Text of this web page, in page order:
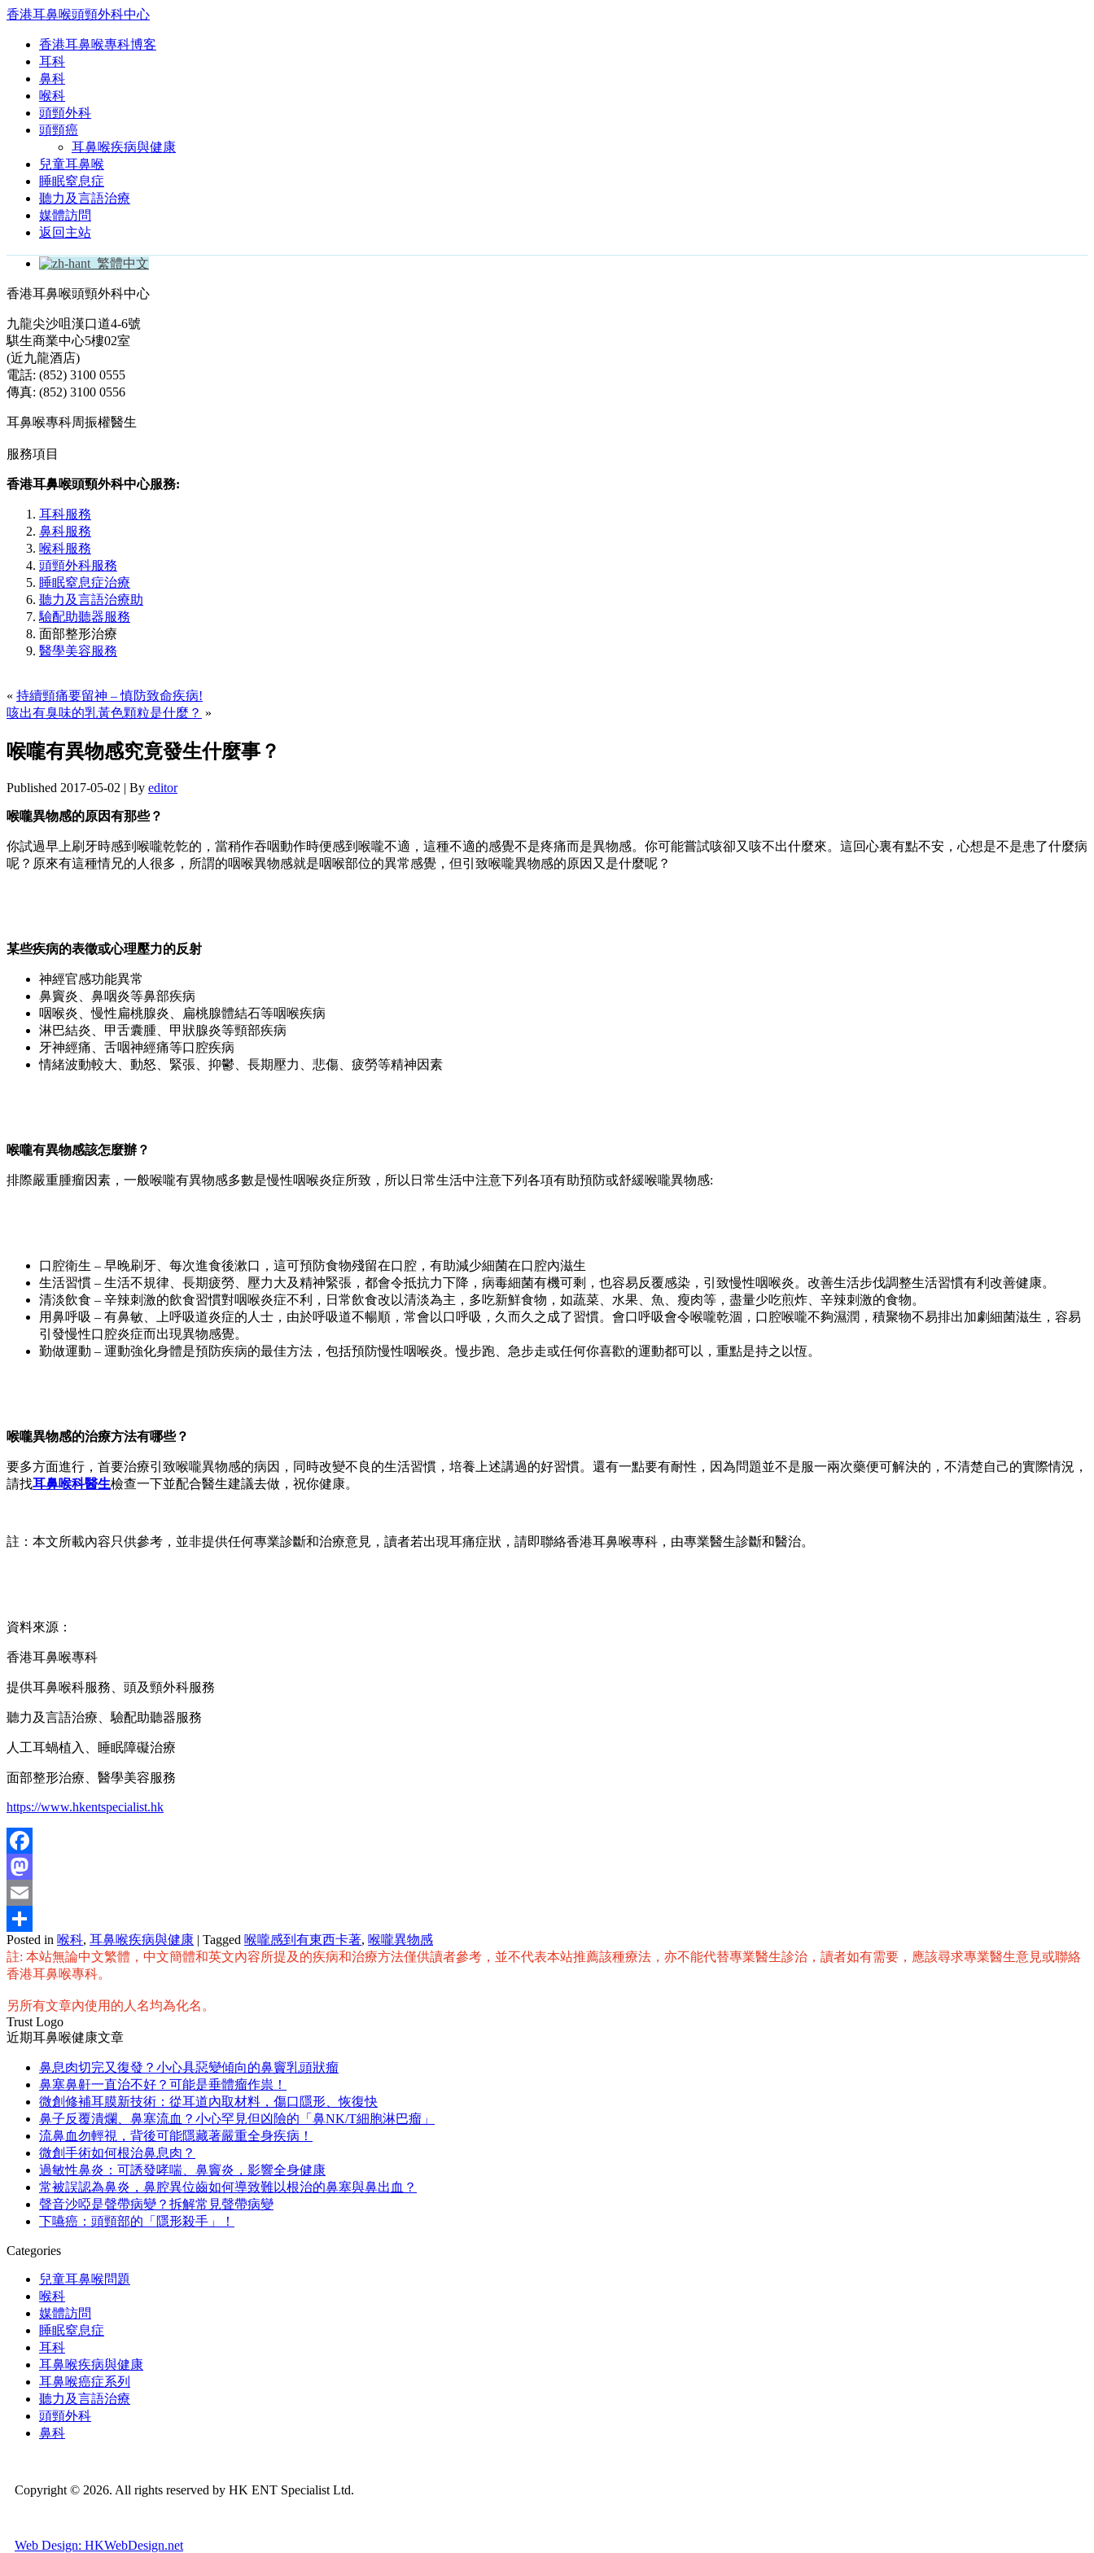
香港耳鼻喉頭頸外科中心
香港耳鼻喉專科博客
耳科
鼻科
喉科
頭頸外科
頭頸癌
耳鼻喉疾病與健康
兒童耳鼻喉
睡眠窒息症
聽力及言語治療
媒體訪問
返回主站
繁體中文
香港耳鼻喉頭頸外科中心
九龍尖沙咀漢口道4-6號
騏生商業中心5樓02室
(近九龍酒店)
電話: (852) 3100 0555
傳真: (852) 3100 0556
耳鼻喉專科周振權醫生
服務項目
香港耳鼻喉頭頸外科中心服務:
耳科服務
鼻科服務
喉科服務
頭頸外科服務
睡眠窒息症治療
聽力及言語治療助
驗配助聽器服務
面部整形治療
醫學美容服務
« 持續頸痛要留神 – 慎防致命疾病!
咳出有臭味的乳黃色顆粒是什麼？ »
喉嚨有異物感究竟發生什麼事？
Published 2017-05-02 | By editor
喉嚨異物感的原因有那些？
你試過早上刷牙時感到喉嚨乾亁的，當稍作吞咽動作時便感到喉嚨不適，這種不適的感覺不是疼痛而是異物感。你可能嘗試咳卻又咳不出什麼來。這回心裏有點不安，心想是不是患了什麼病
呢？原來有這種情兄的人很多，所謂的咽喉異物感就是咽喉部位的異常感覺，但引致喉嚨異物感的原因又是什麼呢？
某些疾病的表徵或心理壓力的反射
神經官感功能異常
鼻竇炎、鼻咽炎等鼻部疾病
咽喉炎、慢性扁桃腺炎、扁桃腺體結石等咽喉疾病
淋巴結炎、甲舌囊腫、甲狀腺炎等頸部疾病
牙神經痛、舌咽神經痛等口腔疾病
情緒波動較大、動怒、緊張、抑鬱、長期壓力、悲傷、疲勞等精神因素
喉嚨有異物感該怎麼辦？
排際嚴重腫瘤因素，一般喉嚨有異物感多數是慢性咽喉炎症所致，所以日常生活中注意下列各項有助預防或舒緩喉嚨異物感:
口腔衛生 – 早晚刷牙、每次進食後漱口，這可預防食物殘留在口腔，有助減少細菌在口腔內滋生
生活習慣 – 生活不規律、長期疲勞、壓力大及精神緊張，都會令抵抗力下降，病毒細菌有機可剩，也容易反覆感染，引致慢性咽喉炎。改善生活步伐調整生活習慣有利改善健康。
清淡飲食 – 辛辣刺激的飲食習慣對咽喉炎症不利，日常飲食改以清淡為主，多吃新鮮食物，如蔬菜、水果、魚、瘦肉等，盡量少吃煎炸、辛辣刺激的食物。
用鼻呼吸 – 有鼻敏、上呼吸道炎症的人士，由於呼吸道不暢順，常會以口呼吸，久而久之成了習慣。會口呼吸會令喉嚨乾涸，口腔喉嚨不夠濕潤，積聚物不易排出加劇細菌滋生，容易
引發慢性口腔炎症而出現異物感覺。
勤做運動 – 運動強化身體是預防疾病的最佳方法，包括預防慢性咽喉炎。慢步跑、急步走或任何你喜歡的運動都可以，重點是持之以恆。
喉嚨異物感的治療方法有哪些？
要多方面進行，首要治療引致喉嚨異物感的病因，同時改變不良的生活習慣，培養上述講過的好習慣。還有一點要有耐性，因為問題並不是服一兩次藥便可解決的，不清楚自己的實際情況，
請找耳鼻喉科醫生檢查一下並配合醫生建議去做，祝你健康。
註：本文所載內容只供參考，並非提供任何專業診斷和治療意見，讀者若出現耳痛症狀，請即聯絡香港耳鼻喉專科，由專業醫生診斷和醫治。
資料來源：
香港耳鼻喉專科
提供耳鼻喉科服務、頭及頸外科服務
聽力及言語治療、驗配助聽器服務
人工耳蝸植入、睡眠障礙治療
面部整形治療、醫學美容服務
https://www.hkentspecialist.hk
Facebook
Mastodon
Email
分
享
Posted in 喉科, 耳鼻喉疾病與健康 | Tagged 喉嚨感到有東西卡著, 喉嚨異物感
註: 本站無論中文繁體，中文簡體和英文內容所提及的疾病和治療方法僅供讀者參考，並不代表本站推薦該種療法，亦不能代替專業醫生診治，讀者如有需要，應該尋求專業醫生意見或聯絡
香港耳鼻喉專科。
另所有文章內使用的人名均為化名。
Trust Logo
近期耳鼻喉健康文章
鼻息肉切完又復發？小心具惡變傾向的鼻竇乳頭狀瘤
鼻塞鼻鼾一直治不好？可能是垂體瘤作祟！
微創修補耳膜新技術：從耳道內取材料，傷口隱形、恢復快
鼻子反覆潰爛、鼻塞流血？小心罕見但凶險的「鼻NK/T細胞淋巴瘤」
流鼻血勿輕視，背後可能隱藏著嚴重全身疾病！
微創手術如何根治鼻息肉？
過敏性鼻炎：可誘發哮喘、鼻竇炎，影響全身健康
常被誤認為鼻炎，鼻腔異位齒如何導致難以根治的鼻塞與鼻出血？
聲音沙啞是聲帶病變？拆解常見聲帶病變
下嚥癌：頭頸部的「隱形殺手」！
Categories
兒童耳鼻喉問題
喉科
媒體訪問
睡眠窒息症
耳科
耳鼻喉疾病與健康
耳鼻喉癌症系列
聽力及言語治療
頭頸外科
鼻科
Copyright © 2026. All rights reserved by HK ENT Specialist Ltd.
Web Design: HKWebDesign.net